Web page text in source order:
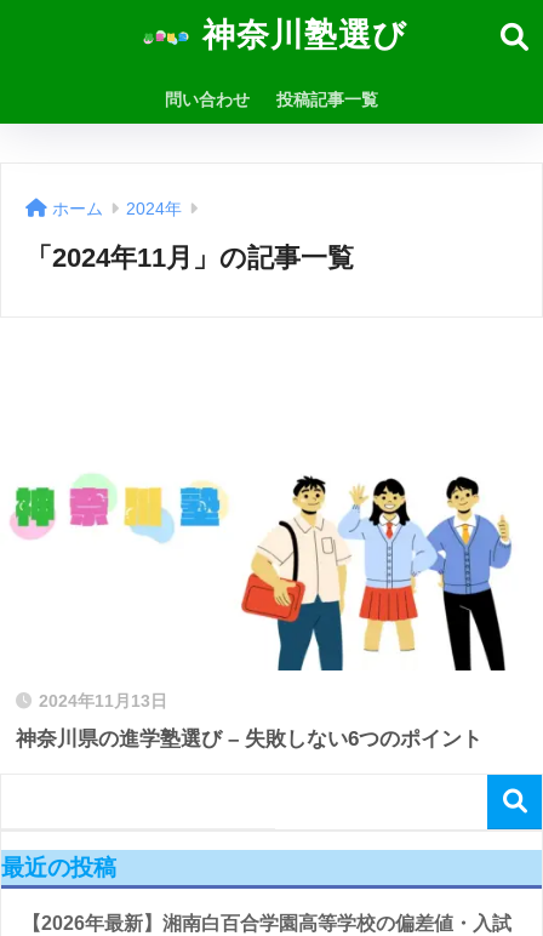
神奈川塾選び
問い合わせ 投稿記事一覧
ホーム 2024年
「2024年11月」の記事一覧
2024年11月13日
神奈川県の進学塾選び – 失敗しない6つのポイント
最近の投稿
【2026年最新】湘南白百合学園高等学校の偏差値・入試